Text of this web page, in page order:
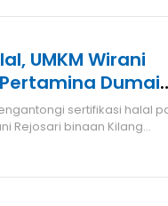
UMKM Wirani
Dumai
sertifikasi halal
Rejosari binaan Kilang